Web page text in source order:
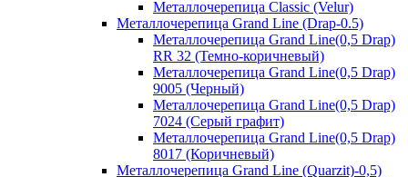
Металлочерепица Classic (Velur)
Металлочерепица Grand Line (Drap-0.5)
Металлочерепица Grand Line(0,5 Drap)
RR 32 (Темно-коричневый)
Металлочерепица Grand Line(0,5 Drap)
9005 (Черный)
Металлочерепица Grand Line(0,5 Drap)
7024 (Серый графит)
Металлочерепица Grand Line(0,5 Drap)
8017 (Коричневый)
Металлочерепица Grand Line (Quarzit)-0,5)